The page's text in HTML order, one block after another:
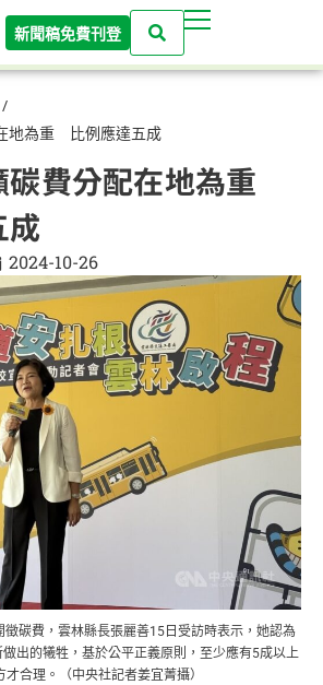
新聞稿免費刊登
/
地為重 比例應達五成
碳費分配在地為重
成
2024-10-26
碳費，雲林縣長張麗善15日受訪時表示，她認為
出的犧牲，基於公平正義原則，至少應有5成以上
才合理。（中央社記者姜宜菁攝）